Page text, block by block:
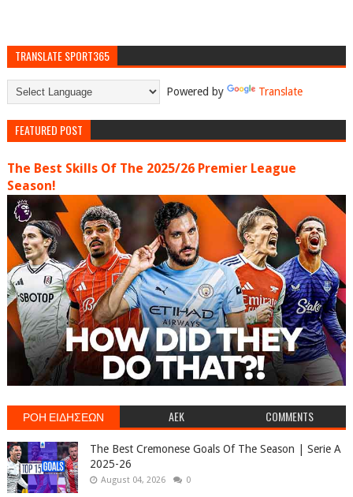
TRANSLATE SPORT365
Powered by Translate
FEATURED POST
The Best Skills Of The 2025/26 Premier League
Season!
ΡΟΗ ΕΙΔΗΣΕΩΝ AEK COMMENTS
The Best Cremonese Goals Of The Season | Serie A
2025-26
August 04, 2026 0